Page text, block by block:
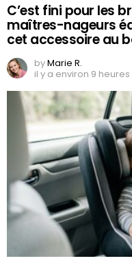
C’est fini pour les
maîtres-nageurs
cet accessoire au
byMarie R.
il y a environ 9 heures